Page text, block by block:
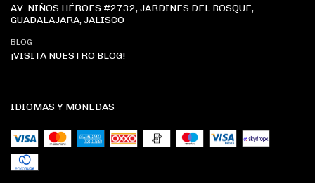
AV. NIÑOS HÉROES #2732, JARDINES DEL BOSQUE,
GUADALAJARA, JALISCO
BLOG
¡VISITA NUESTRO BLOG!
IDIOMAS Y MONEDAS